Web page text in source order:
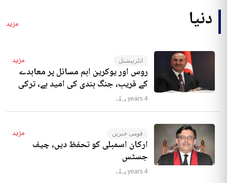
دنیا مزید
انٹرنیشنل مزید
روس اور یوکرین اہم مسائل پر معاہدے
کے قریب، جنگ بندی کی امید ہے، ترکی
4 years پہلے
قومی خبریں مزید
ارکان اسمبلی کو تحفظ دیں، چیف
جسٹس
4 years پہلے